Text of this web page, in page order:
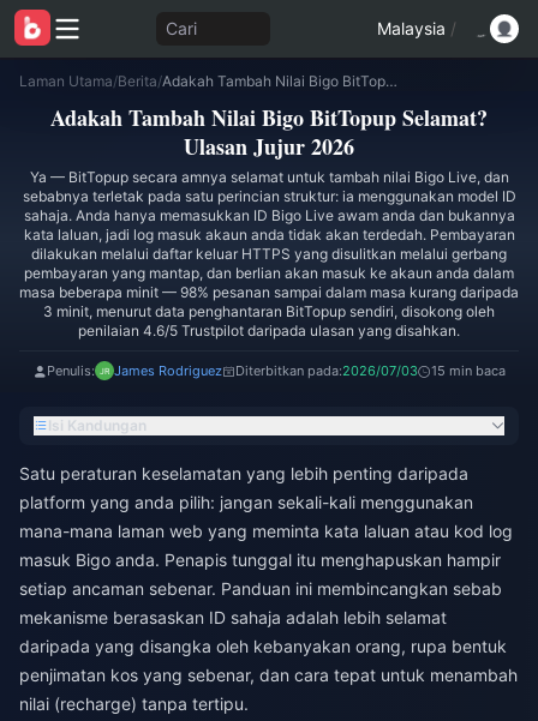
Cari Malaysia /
Laman Utama/Berita/ Adakah Tambah Nilai Bigo BitTopup Selamat? Ulasan Jujur 2026
Adakah Tambah Nilai Bigo BitTopup Selamat?
Ulasan Jujur 2026
Ya — BitTopup secara amnya selamat untuk tambah nilai Bigo Live, dan
sebabnya terletak pada satu perincian struktur: ia menggunakan model ID
sahaja. Anda hanya memasukkan ID Bigo Live awam anda dan bukannya
kata laluan, jadi log masuk akaun anda tidak akan terdedah. Pembayaran
dilakukan melalui daftar keluar HTTPS yang disulitkan melalui gerbang
pembayaran yang mantap, dan berlian akan masuk ke akaun anda dalam
masa beberapa minit — 98% pesanan sampai dalam masa kurang daripada
3 minit, menurut data penghantaran BitTopup sendiri, disokong oleh
penilaian 4.6/5 Trustpilot daripada ulasan yang disahkan.
Penulis: James Rodriguez Diterbitkan pada:2026/07/03 15 min baca
Isi Kandungan
Satu peraturan keselamatan yang lebih penting daripada
platform yang anda pilih: jangan sekali-kali menggunakan
mana-mana laman web yang meminta kata laluan atau kod log
masuk Bigo anda. Penapis tunggal itu menghapuskan hampir
setiap ancaman sebenar. Panduan ini membincangkan sebab
mekanisme berasaskan ID sahaja adalah lebih selamat
daripada yang disangka oleh kebanyakan orang, rupa bentuk
penjimatan kos yang sebenar, dan cara tepat untuk menambah
nilai (recharge) tanpa tertipu.